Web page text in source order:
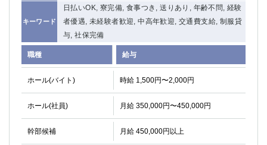
キーワード
日払いOK, 寮完備, 食事つき, 送りあり, 年齢不問, 経験
者優遇, 未経験者歓迎, 中高年歓迎, 交通費支給, 制服貸
与, 社保完備
職種 給与
ホール(バイト) 時給 1,500円〜2,000円
ホール(社員) 月給 350,000円〜450,000円
幹部候補 月給 450,000円以上